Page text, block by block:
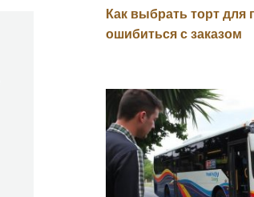
Как выбрать торт для
ошибиться с заказом